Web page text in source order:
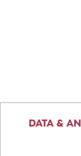
DATA &